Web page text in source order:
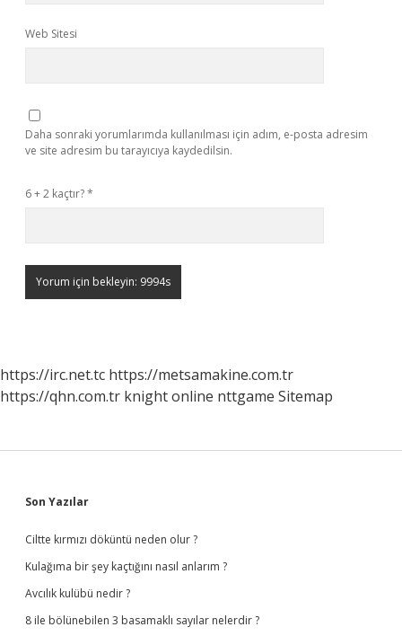
Web Sitesi
Daha sonraki yorumlarımda kullanılması için adım, e-posta adresim
ve site adresim bu tarayıcıya kaydedilsin.
6 + 2 kaçtır?*
https://irc.net.tc https://metsamakine.com.tr
https://qhn.com.tr knight online nttgame Sitemap
Sidebar
Son Yazılar
Ciltte kırmızı döküntü neden olur ?
Kulağıma bir şey kaçtığını nasıl anlarım ?
Avcılık kulübü nedir ?
8 ile bölünebilen 3 basamaklı sayılar nelerdir ?